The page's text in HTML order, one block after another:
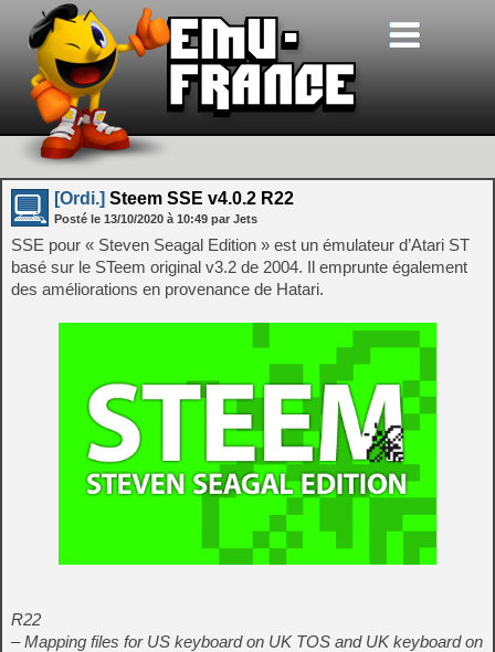
[Ordi.] Steem SSE v4.0.2 R22
Posté le 13/10/2020 à 10:49 par Jets
SSE pour « Steven Seagal Edition » est un émulateur d’Atari ST
basé sur le STeem original v3.2 de 2004. Il emprunte également
des améliorations en provenance de Hatari.
R22
– Mapping files for US keyboard on UK TOS and UK keyboard on